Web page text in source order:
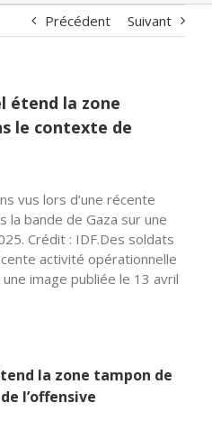
Précédent Suivant
étend la zone
le contexte de
vus lors d’une récente
la bande de Gaza sur une
Crédit : IDF.Des soldats
activité opérationnelle
image publiée le 13 avril
la zone tampon de
l’offensive